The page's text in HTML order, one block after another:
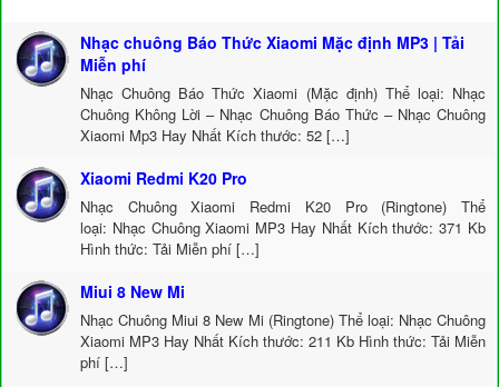
Nhạc chuông Báo Thức Xiaomi Mặc định MP3 | Tải
Miễn phí
Nhạc Chuông Báo Thức Xiaomi (Mặc định) Thể loại: Nhạc
Chuông Không Lời – Nhạc Chuông Báo Thức – Nhạc Chuông
Xiaomi Mp3 Hay Nhất Kích thước: 52 […]
Xiaomi Redmi K20 Pro
Nhạc Chuông Xiaomi Redmi K20 Pro (Ringtone) Thể
loại: Nhạc Chuông Xiaomi MP3 Hay Nhất Kích thước: 371 Kb
Hình thức: Tải Miễn phí […]
Miui 8 New Mi
Nhạc Chuông Miui 8 New Mi (Ringtone) Thể loại: Nhạc Chuông
Xiaomi MP3 Hay Nhất Kích thước: 211 Kb Hình thức: Tải Miễn
phí […]